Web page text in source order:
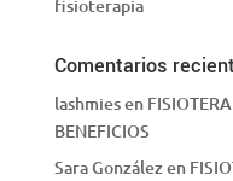
fisioterapia
Comentarios
lashmiesen
BENEFICIOS
Sara Gonzálezen